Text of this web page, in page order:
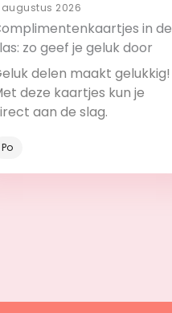
augustus 2026
in de
zo geef je geluk door
delen maakt gelukkig!
deze kaartjes kun je
aan de slag.
Po